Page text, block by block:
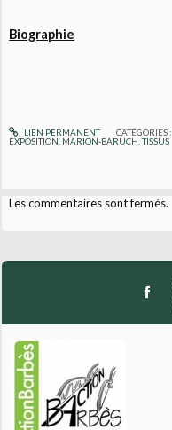
Biographie
LIEN PERMANENT CATÉGORIES :
EXPOSITION MARION-BARUCH ,TISSUS
Les commentaires sont fermés.